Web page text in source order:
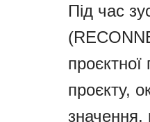
Під час
проєктної
проєкту,
значення,